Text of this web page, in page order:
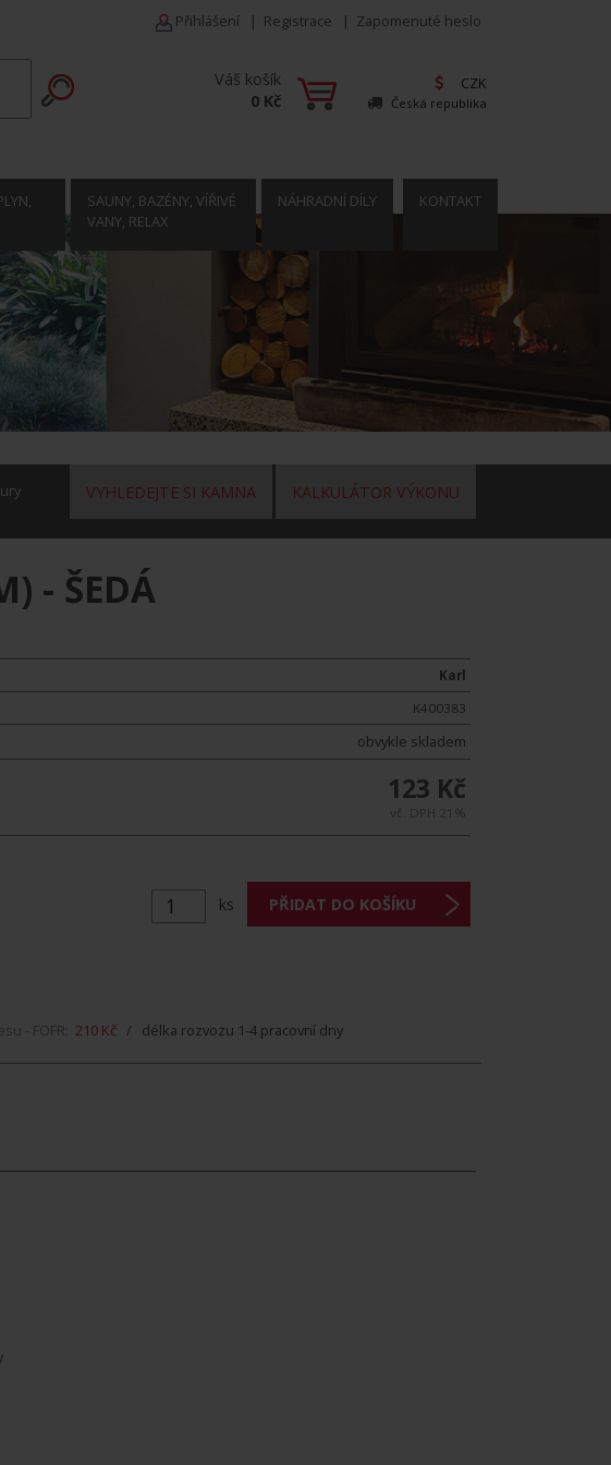
Přihlášení | Registrace | Zapomenuté heslo
Váš košík
0 Kč
CZK
Česká republika
SAUNY, BAZÉNY, VÍŘIVÉ
VANY, RELAX
NÁHRADNÍ DÍLY KONTAKT
KALKULÁTOR VÝKONU
VYHLEDEJTE SI KAMNA
- ŠEDÁ
Karl
K400383
obvykle skladem
123 Kč
vč. DPH 21%
ks
- FOFR: 210 Kč / délka rozvozu 1-4 pracovní dny